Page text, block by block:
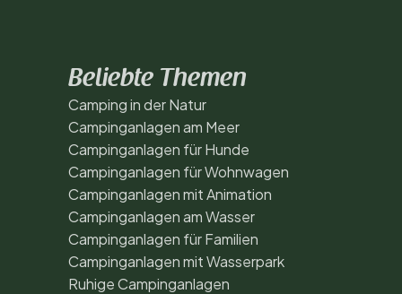
Beliebte Themen
Camping in der Natur
Campinganlagen am Meer
Campinganlagen für Hunde
Campinganlagen für Wohnwagen
Campinganlagen mit Animation
Campinganlagen am Wasser
Campinganlagen für Familien
Campinganlagen mit Wasserpark
Ruhige Campinganlagen